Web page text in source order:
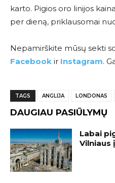
karto. Pigios oro linijos
per dieną, priklausomai
Nepamirškite mūsų sekti
Facebook ir Instagram.
TAGS ANGLIJA LONDONAS
DAUGIAU PASIŪLYMŲ
Labai
Vilniaus